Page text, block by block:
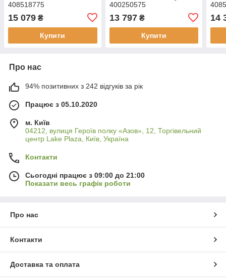
408518775
15 079 ₴
Купити
400250575
13 797₴
Купити
14
Про нас
94% позитивних з 242 відгуків за рік
Працює з 05.10.2020
м. Київ
04212, вулиця Героїв полку «Азов», 12, Торгівельний
центр Lake Plaza, Київ, Україна
Контакти
Сьогодні працює з 09:00 до 21:00
Показати весь графік роботи
Про нас
Контакти
Доставка та оплата